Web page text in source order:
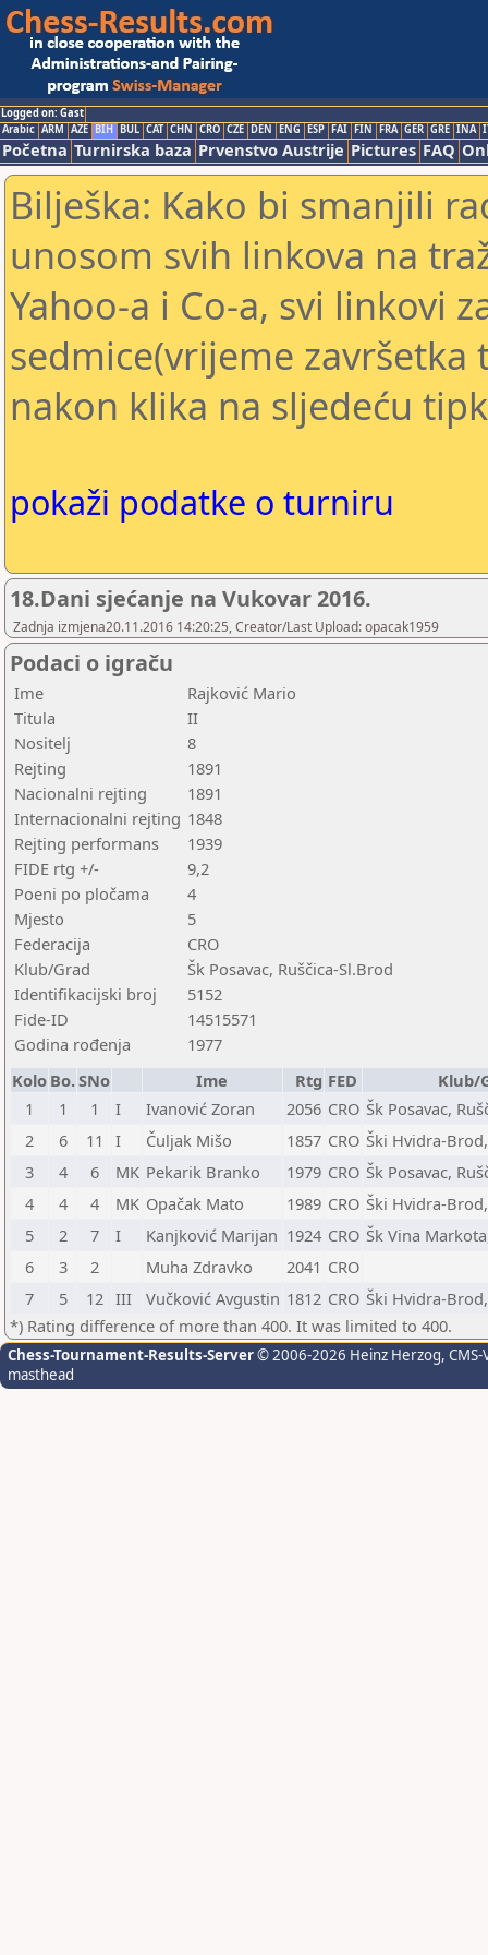
Logged on: Gast
Arabic ARM AZE BIH BUL CAT CHN CRO CZE DEN ENG ESP FAI FIN FRA GER GRE INA
Početna Turnirska baza Prvenstvo Austrije Pictures FAQ
Bilješka: Kako bi smanjili
unosom svih linkova na
Yahoo-a i Co-a, svi linkovi
sedmice(vrijeme
nakon klika na sljedeću
pokaži podatke o turniru
18.Dani sjećanje na Vukovar 2016.
Zadnja izmjena20.11.2016 14:20:25, Creator/Last Upload: opacak1959
Podaci o igraču
Ime
Rajković Mario
Titula
II
Nositelj
8
Rejting
1891
Nacionalni rejting
1891
Internacionalni rejting 1848
Rejting performans
1939
FIDE rtg +/-
9,2
Poeni po pločama
4
Mjesto
5
Federacija
CRO
Klub/Grad
Šk Posavac, Ruščica-Sl.Brod
Identifikacijski broj
5152
Fide-ID
14515571
Godina rođenja
1977
Kolo Bo.SNo Ime Rtg FED
Klub/
1
1 1 I Ivanović Zoran 2056 CRO Šk Posavac,
2
6 11 I Čuljak Mišo 1857 CRO Ški Hvidra-
3
4 6 MK Pekarik Branko 1979 CRO Šk Posavac,
4
4 4 MK Opačak Mato 1989 CRO Ški Hvidra-
5
2 7 I Kanjković Marijan 1924 CRO Šk Vina
6
3 2 Muha Zdravko 2041 CRO
7
5 12 III Vučković Avgustin 1812 CRO Ški Hvidra-
*) Rating difference of more than 400. It was limited to 400.
Chess-Tournament-Results-Server© 2006-2026 Heinz Herzog,
masthead